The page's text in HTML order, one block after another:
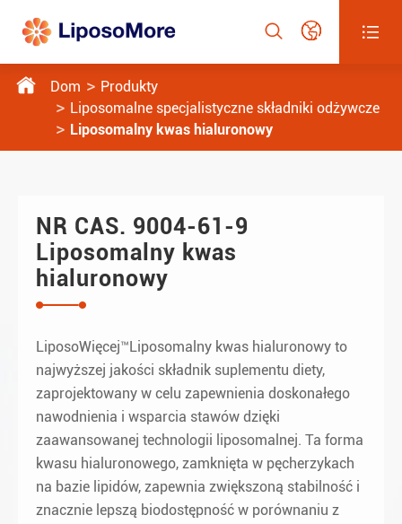
  
 Dom
Produkty
Liposomalne specjalistyczne składniki odżywcze
Liposomalny kwas hialuronowy
NR CAS. 9004-61-9
Liposomalny kwas
hialuronowy
LiposoWięcej™Liposomalny kwas hialuronowy to
najwyższej jakości składnik suplementu diety,
zaprojektowany w celu zapewnienia doskonałego
nawodnienia i wsparcia stawów dzięki
zaawansowanej technologii liposomalnej. Ta forma
kwasu hialuronowego, zamknięta w pęcherzykach
na bazie lipidów, zapewnia zwiększoną stabilność i
znacznie lepszą biodostępność w porównaniu z